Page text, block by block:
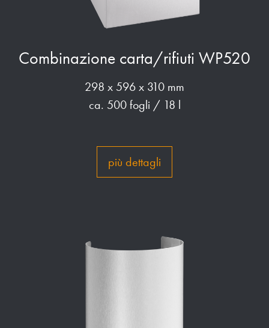
Combinazione carta/rifiuti WP520
298 x 596 x 310 mm
ca. 500 fogli / 18 l
più dettagli